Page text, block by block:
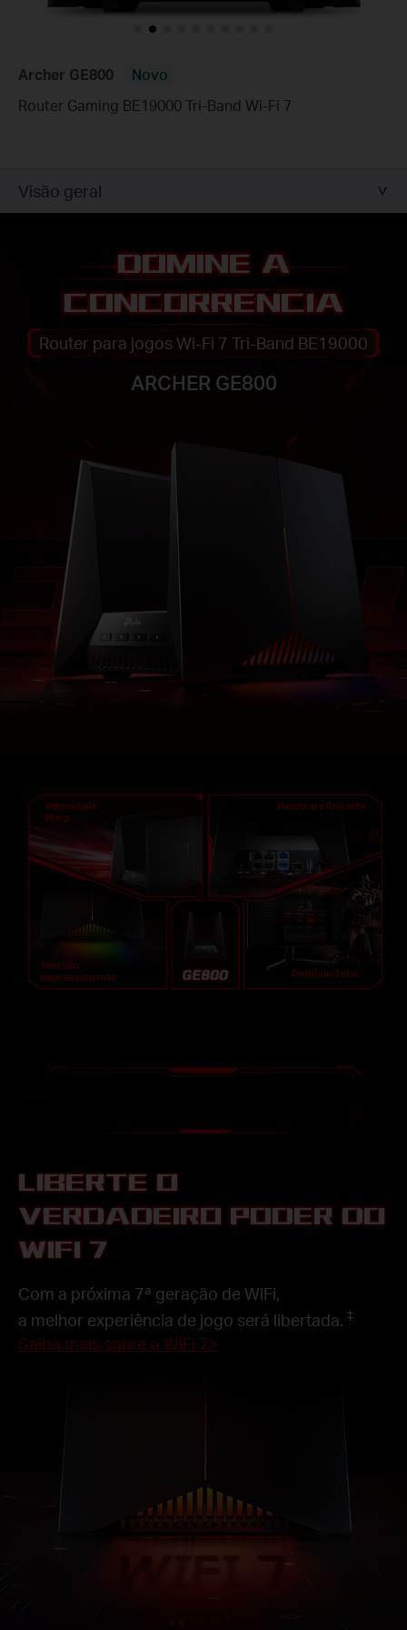
Archer GE800
Novo
Router Gaming BE19000 Tri-Band Wi-Fi 7
Visão geral
DOMINE A
CONCORRENCIA
Router para jogos Wi-Fi 7 Tri-Band BE19000
ARCHER GE800
Velocidade
Warp
Hardware Robusto
Imersão
Impressionante
Domínio Total
LIBERTE O
VERDADEIRO PODER DO
WIFI 7
Com a próxima 7ª geração de WiFi,
a melhor experiência de jogo será libertada. ‡
Saiba mais sobre o WiFi 7>